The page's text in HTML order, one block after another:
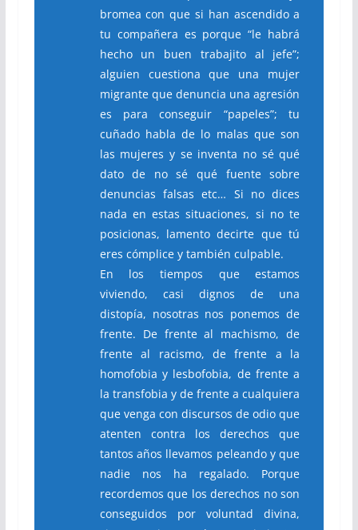
bromea con que si han ascendido a
tu compañera es porque “le habrá
hecho un buen trabajito al jefe”;
alguien cuestiona que una mujer
migrante que denuncia una agresión
es para conseguir “papeles”; tu
cuñado habla de lo malas que son
las mujeres y se inventa no sé qué
dato de no sé qué fuente sobre
denuncias falsas etc… Si no dices
nada en estas situaciones, si no te
posicionas, lamento decirte que tú
eres cómplice y también culpable.
En los tiempos que estamos
viviendo, casi dignos de una
distopía, nosotras nos ponemos de
frente. De frente al machismo, de
frente al racismo, de frente a la
homofobia y lesbofobia, de frente a
la transfobia y de frente a cualquiera
que venga con discursos de odio que
atenten contra los derechos que
tantos años llevamos peleando y que
nadie nos ha regalado. Porque
recordemos que los derechos no son
conseguidos por voluntad divina,